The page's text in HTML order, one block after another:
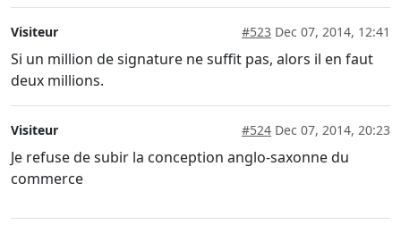
Visiteur #523 Dec 07, 2014, 12:41
Si un million de signature ne suffit pas, alors il en faut
deux millions.
Visiteur #524 Dec 07, 2014, 20:23
Je refuse de subir la conception anglo-saxonne du
commerce